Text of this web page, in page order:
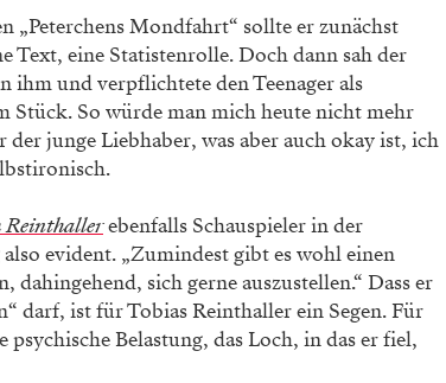
„Peterchens Mondfahrt“ sollte er zunächst
Text, eine Statistenrolle. Doch dann sah der
ihm und verpflichtete den Teenager als
Stück. So würde man mich heute nicht mehr
junge Liebhaber, was aber auch okay ist, ich
ebenfalls Schauspieler in der
evident. „Zumindest gibt es wohl einen
sich gerne auszustellen.“ Dass er
darf, ist für Tobias Reinthaller ein Segen. Für
Belastung, das Loch, in das er fiel,